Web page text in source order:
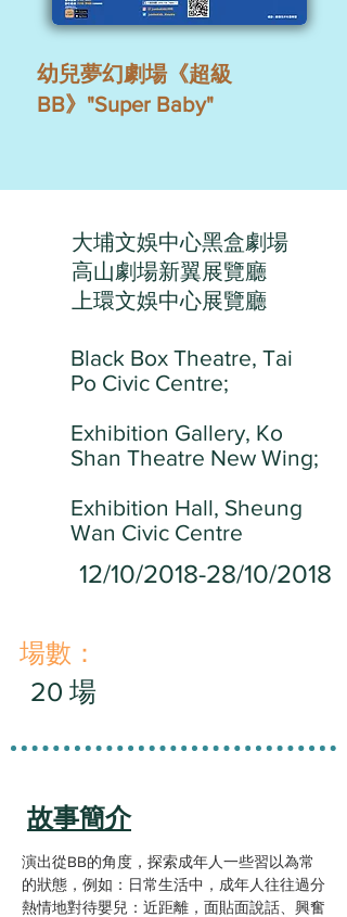
幼兒夢幻劇場《超級
BB》"Super Baby"
大埔文娛中心黑盒劇場
高山劇場新翼展覽廳
上環文娛中心展覽廳
Black Box Theatre, Tai
Po Civic Centre;
Exhibition Gallery, Ko
Shan Theatre New Wing;
Exhibition Hall, Sheung
Wan Civic Centre
12/10/2018-28/10/2018
​場數：
20 場
演出從BB的角度，探索成年人一些習以為常
的狀態，例如：日常生活中，成年人往往過分
熱情地對待嬰兒：近距離，面貼面說話、興奮
故事簡介